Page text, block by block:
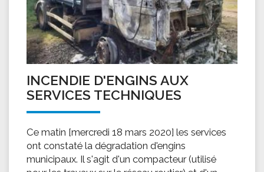
INCENDIE D'ENGINS AUX
SERVICES TECHNIQUES
Ce matin [mercredi 18 mars 2020] les services
ont constaté la dégradation d'engins
municipaux. Il s'agit d'un compacteur (utilisé